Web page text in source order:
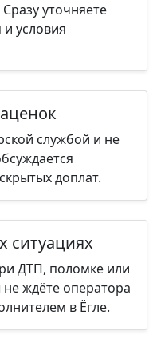
уточняете
условия
службой и не
доплат.
ситуациях
ДТП, поломке или
ждёте оператора
в Ёгле.